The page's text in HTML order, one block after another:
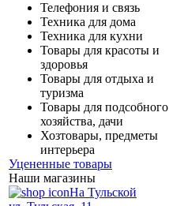
Телефония и связь
Техника для дома
Техника для кухни
Товары для красоты и
здоровья
Товары для отдыха и
туризма
Товары для подсобного
хозяйства, дачи
Хозтовары, предметы
интерьера
Уцененные товары
Наши магазины
На Тульской